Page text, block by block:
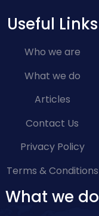
Useful Links
Who we are
What we do
Articles
Contact Us
Privacy Policy
Terms & Conditions
What we do